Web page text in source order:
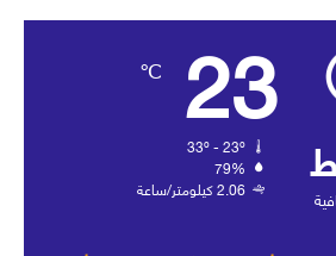
23
℃
79%
2.06 كيلومتر/ساعة